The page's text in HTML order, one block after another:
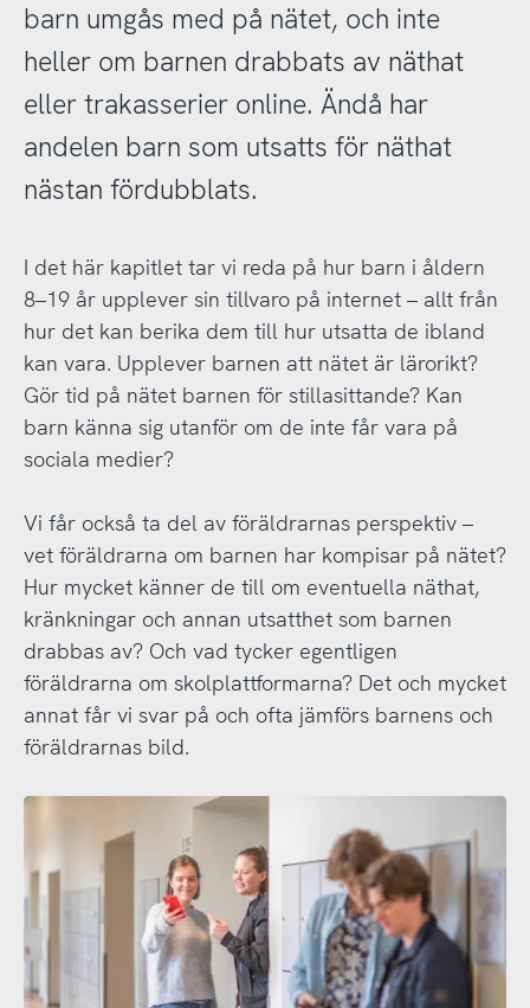
barn umgås med på nätet, och inte
heller om barnen drabbats av näthat
eller trakasserier online. Ändå har
andelen barn som utsatts för näthat
nästan fördubblats.
I det här kapitlet tar vi reda på hur barn i åldern
8–19 år upplever sin tillvaro på internet – allt från
hur det kan berika dem till hur utsatta de ibland
kan vara. Upplever barnen att nätet är lärorikt?
Gör tid på nätet barnen för stillasittande? Kan
barn känna sig utanför om de inte får vara på
sociala medier?
Vi får också ta del av föräldrarnas perspektiv –
vet föräldrarna om barnen har kompisar på nätet?
Hur mycket känner de till om eventuella näthat,
kränkningar och annan utsatthet som barnen
drabbas av? Och vad tycker egentligen
föräldrarna om skolplattformarna? Det och mycket
annat får vi svar på och ofta jämförs barnens och
föräldrarnas bild.